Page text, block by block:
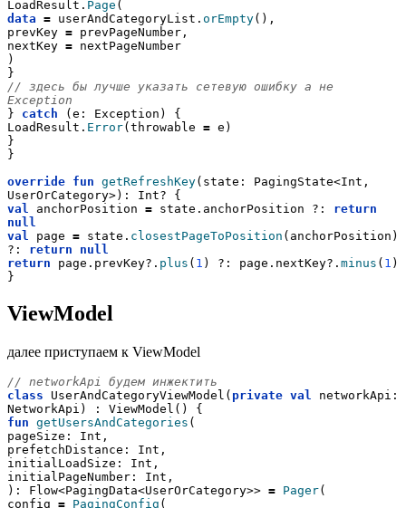
LoadResult. Page (
data = userAndCategoryList. orEmpty(),
prevKey = prevPageNumber,
nextKey = nextPageNumber
)
}
// здесь бы лучше указать сетевую ошибку а не
Exception
} catch (e: Exception) {
LoadResult. Error(throwable = e)
}
}
override fun getRefreshKey(state: PagingState<Int,
UserOrCategory>): Int? {
val anchorPosition = state.anchorPosition ?: return
null
val page = state. closestPageToPosition (anchorPosition)
?: return
null
return page.prevKey?. plus ( 1 ) ?: page.nextKey?. minus ( 1 )
}
ViewModel
далее приступаем к ViewModel
// networkApi будем инжектить
class UserAndCategoryViewModel( private val networkApi:
NetworkApi) : ViewModel() {
fun getUsersAndCategories (
pageSize: Int,
prefetchDistance: Int,
initialLoadSize: Int,
initialPageNumber: Int,
): Flow<PagingData<UserOrCategory>> = Pager(
config = PagingConfig (